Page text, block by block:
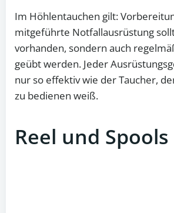
Im Höhlentauchen gilt:
mitgeführte Notfallausrüstung
vorhanden, sondern auch
geübt werden. Jeder
nur so effektiv wie der Taucher,
zu bedienen weiß.
Reel und Spools